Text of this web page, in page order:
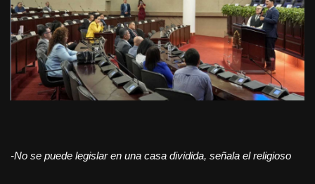
-No se puede legislar en una casa dividida, señala el religioso